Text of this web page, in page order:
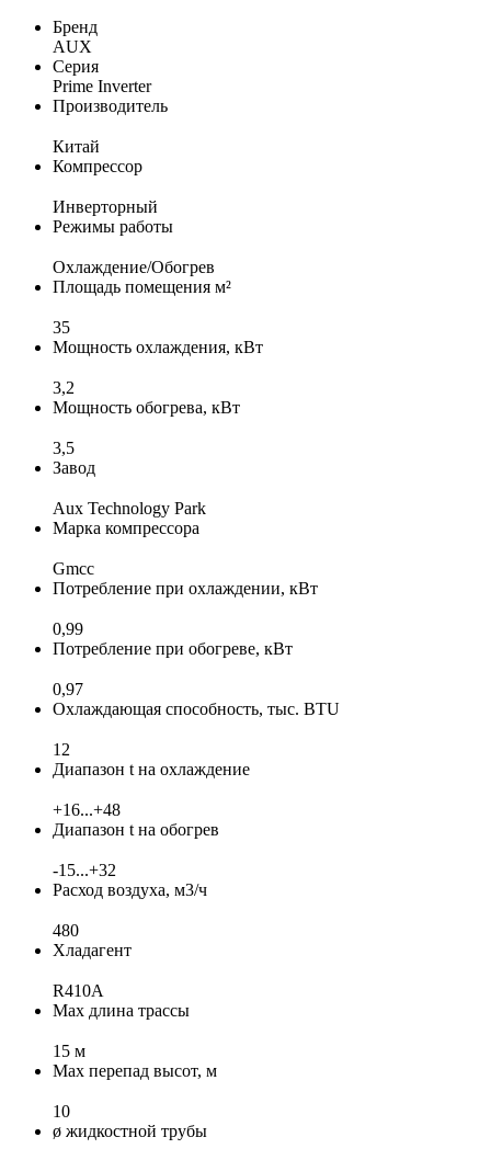
Бренд
AUX
Серия
Prime Inverter
Производитель
Китай
Компрессор
Инверторный
Режимы работы
Охлаждение/Обогрев
Площадь помещения м²
35
Мощность охлаждения, кВт
3,2
Мощность обогрева, кВт
3,5
Завод
Aux Technology Park
Марка компрессора
Gmcc
Потребление при охлаждении, кВт
0,99
Потребление при обогреве, кВт
0,97
Охлаждающая способность, тыс. BTU
12
Диапазон t на охлаждение
+16...+48
Диапазон t на обогрев
-15...+32
Расход воздуха, м3/ч
480
Хладагент
R410A
Max длина трассы
15 м
Max перепад высот, м
10
ø жидкостной трубы